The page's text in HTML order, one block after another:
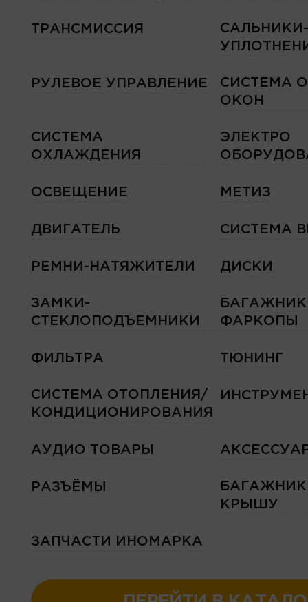
ТРАНСМИССИЯ
САЛЬНИКИ-
РУЛЕВОЕ УПРАВЛЕНИЕ
СИСТЕМА
ОКОН
СИСТЕМА
ОХЛАЖДЕНИЯ
ЭЛЕКТРО
ОСВЕЩЕНИЕ МЕТИЗ
ДВИГАТЕЛЬ СИСТЕМА
РЕМНИ-НАТЯЖИТЕЛИ ДИСКИ
ЗАМКИ-
СТЕКЛОПОДЪЕМНИКИ
ФАРКОПЫ
ФИЛЬТРА ТЮНИНГ
СИСТЕМА ОТОПЛЕНИЯ/
КОНДИЦИОНИРОВАНИЯ
АУДИО ТОВАРЫ
РАЗЪЁМЫ
КРЫШУ
ЗАПЧАСТИ ИНОМАРКА